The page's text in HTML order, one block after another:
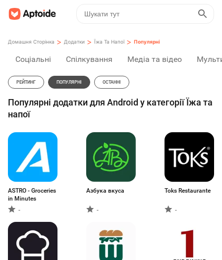
Домашня Сторінка > Додатки > Їжа Та Напої > Популярні
Соціальні Спілкування Медіа та відео
РЕЙТИНГ ПОПУЛЯРНІ ОСТАННІ
Популярні додатки для Android у категорії Їжа та
напої
ASTRO - Groceries
in Minutes
-
Азбука вкуса
-
Toks Restaurante
-